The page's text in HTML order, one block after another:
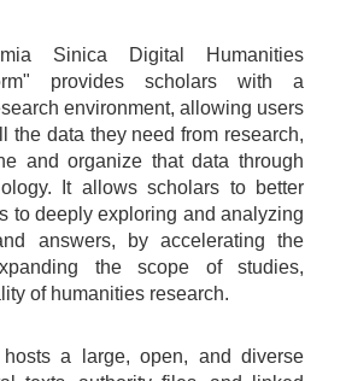
Sinica Digital Humanities
provides scholars with a
environment, allowing users
the data they need from research,
and organize that data through
It allows scholars to better
to deeply exploring and analyzing
answers, by accelerating the
the scope of studies,
of humanities research.
a large, open, and diverse